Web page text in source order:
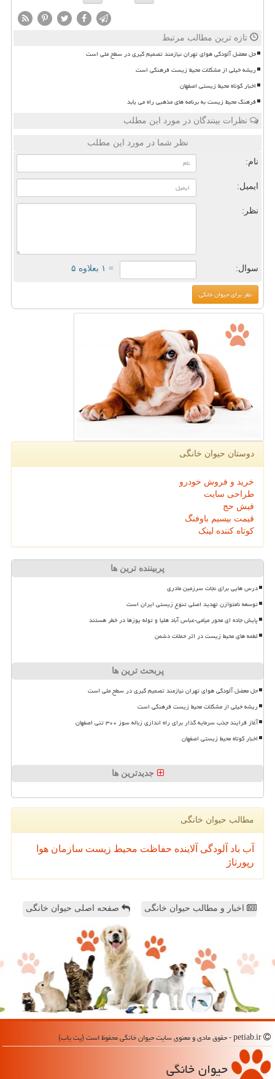
تازه ترین مطالب مرتبط
حل معضل آلودگی هوای تهران نیازمند تصمیم گیری در سطح ملی است
ریشه خیلی از مشکلات محیط زیست فرهنگی است
اخبار کوتاه محیط زیستی اصفهان
فرهنگ محیط زیست به برنامه های مذهبی راه می یابد
نظرات بینندگان در مورد این مطلب
نظر شما در مورد این مطلب
نام:
ایمیل:
نظر:
سوال: = ۱ بعلاوه ۵
دوستان حیوان خانگی
خرید و فروش خودرو
طراحی سایت
فیش حج
قیمت بیسیم باوفنگ
کوتاه کننده لینک
پربیننده ترین ها
درس هایی برای نجات سرزمین مادری
توسعه نامتوازن تهدید اصلی تنوع زیستی ایران است
پایش جاده ای محور میامی-عباس آباد هلیا و توله یوزها در خطر هستند
لطمه های محیط زیست در اثر حملات دشمن
پربحث ترین ها
حل معضل آلودگی هوای تهران نیازمند تصمیم گیری در سطح ملی است
ریشه خیلی از مشکلات محیط زیست فرهنگی است
آغاز فرایند جذب سرمایه گذار برای راه اندازی زباله سوز ۳۰۰ تنی اصفهان
اخبار کوتاه محیط زیستی اصفهان
جدیدترین ها
مطالب حیوان خانگی
آب باد آلودگی آلاینده حفاظت محیط زیست سازمان هوا
رپورتاژ
اخبار و مطالب حیوان خانگی صفحه اصلی حیوان خانگی
حیوان خانگی